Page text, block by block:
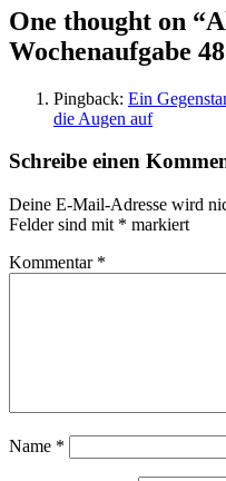
One thought on
Wochenaufgabe
Pingback: Ein
die Augen auf
Schreibe einen
Deine E-Mail-Adresse wird
Felder sind mit * markiert
Kommentar *
Name *